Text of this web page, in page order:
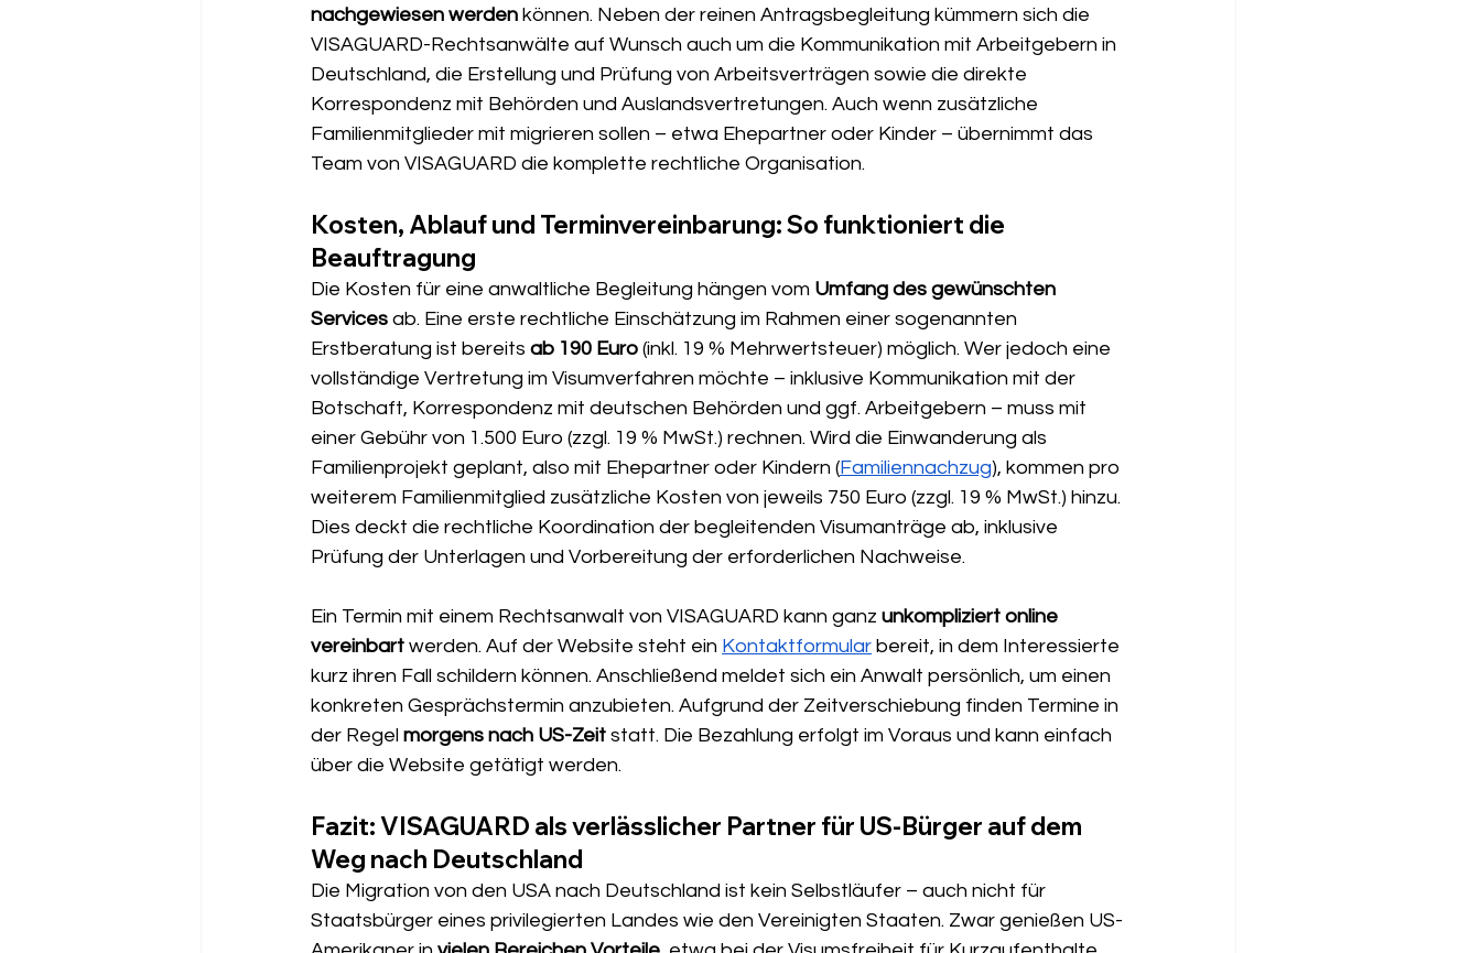
nachgewiesen werden können. Neben der reinen Antragsbegleitung kümmern sich die
VISAGUARD-Rechtsanwälte auf Wunsch auch um die Kommunikation mit Arbeitgebern in
Deutschland, die Erstellung und Prüfung von Arbeitsverträgen sowie die direkte
Korrespondenz mit Behörden und Auslandsvertretungen. Auch wenn zusätzliche
Familienmitglieder mit migrieren sollen – etwa Ehepartner oder Kinder – übernimmt das
Team von VISAGUARD die komplette rechtliche Organisation.
Kosten, Ablauf und Terminvereinbarung: So funktioniert die
Beauftragung
Die Kosten für eine anwaltliche Begleitung hängen vom Umfang des gewünschten
Services ab. Eine erste rechtliche Einschätzung im Rahmen einer sogenannten
Erstberatung ist bereits ab 190 Euro (inkl. 19 % Mehrwertsteuer) möglich. Wer jedoch eine
vollständige Vertretung im Visumverfahren möchte – inklusive Kommunikation mit der
Botschaft, Korrespondenz mit deutschen Behörden und ggf. Arbeitgebern – muss mit
einer Gebühr von 1.500 Euro (zzgl. 19 % MwSt.) rechnen. Wird die Einwanderung als
Familienprojekt geplant, also mit Ehepartner oder Kindern (Familiennachzug), kommen pro
weiterem Familienmitglied zusätzliche Kosten von jeweils 750 Euro (zzgl. 19 % MwSt.) hinzu.
Dies deckt die rechtliche Koordination der begleitenden Visumanträge ab, inklusive
Prüfung der Unterlagen und Vorbereitung der erforderlichen Nachweise.
Ein Termin mit einem Rechtsanwalt von VISAGUARD kann ganz unkompliziert online
vereinbart werden. Auf der Website steht ein Kontaktformular bereit, in dem Interessierte
kurz ihren Fall schildern können. Anschließend meldet sich ein Anwalt persönlich, um einen
konkreten Gesprächstermin anzubieten. Aufgrund der Zeitverschiebung finden Termine in
der Regel morgens nach US-Zeit statt. Die Bezahlung erfolgt im Voraus und kann einfach
über die Website getätigt werden.
Fazit: VISAGUARD als verlässlicher Partner für US-Bürger auf dem
Weg nach Deutschland
Die Migration von den USA nach Deutschland ist kein Selbstläufer – auch nicht für
Staatsbürger eines privilegierten Landes wie den Vereinigten Staaten. Zwar genießen US-